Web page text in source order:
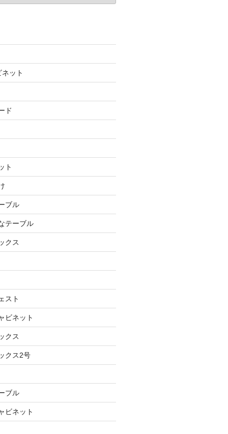
ット
ド
ト
ブル
テーブル
クス
スト
ビネット
クス
クス2号
ブル
ビネット